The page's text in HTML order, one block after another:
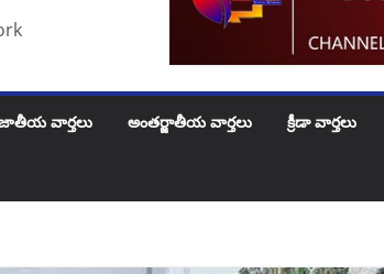
2 వేల కోట్లభూదందా!
వార్తలు అంతర్జాతీయ వార్తలు క్రీడా వార్తలు